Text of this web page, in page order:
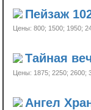
Пейзаж
Цены: 800; 1500; 1950;
Тайная
Цены: 1875; 2250; 2600;
Ангел